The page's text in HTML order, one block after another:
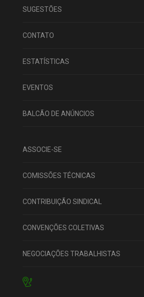
SUGESTÕES
CONTATO
ESTATÍSTICAS
EVENTOS
BALCÃO DE ANÚNCIOS
ASSOCIE-SE
COMISSÕES TÉCNICAS
CONTRIBUIÇÃO SINDICAL
CONVENÇÕES COLETIVAS
NEGOCIAÇÕES TRABALHISTAS